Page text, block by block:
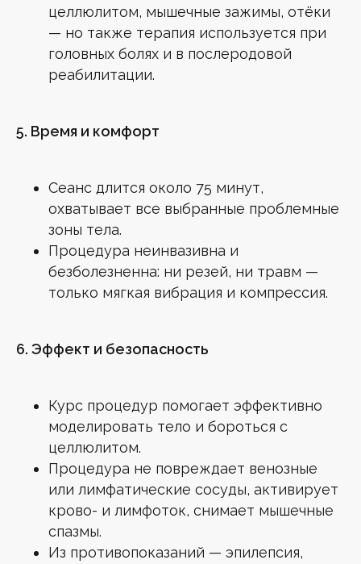
целлюлитом, мышечные зажимы, отёки
— но также терапия используется при
головных болях и в послеродовой
реабилитации.
5. Время и комфорт
Сеанс длится около 75 минут,
охватывает все выбранные проблемные
зоны тела.
Процедура неинвазивна и
безболезненна: ни резей, ни травм —
только мягкая вибрация и компрессия.
6. Эффект и безопасность
Курс процедур помогает эффективно
моделировать тело и бороться с
целлюлитом.
Процедура не повреждает венозные
или лимфатические сосуды, активирует
крово- и лимфоток, снимает мышечные
спазмы.
Из противопоказаний — эпилепсия,
© 2026 mg-esthetic.ru | Все права защищены